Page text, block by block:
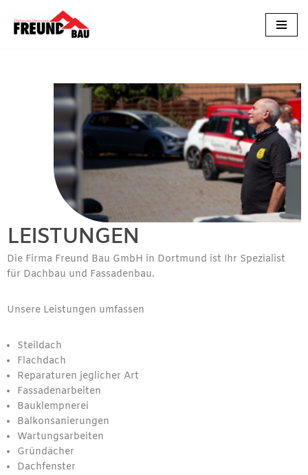
Zum
LEISTUNGEN
Die Firma Freund Bau GmbH in Dortmund ist Ihr Spezialist
für Dachbau und Fassadenbau.
Unsere Leistungen umfassen
Steildach
Flachdach
Reparaturen jeglicher Art
Fassadenarbeiten
Bauklempnerei
Balkonsanierungen
Wartungsarbeiten
Gründächer
Dachfenster